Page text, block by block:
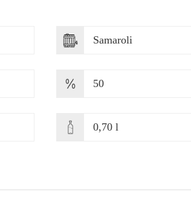
Samaroli
50
0,70 l